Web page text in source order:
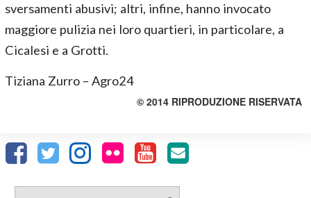
sversamenti abusivi; altri, infine, hanno invocato
maggiore pulizia nei loro quartieri, in particolare, a
Cicalesi e a Grotti.
Tiziana Zurro – Agro24
© 2014 RIPRODUZIONE RISERVATA